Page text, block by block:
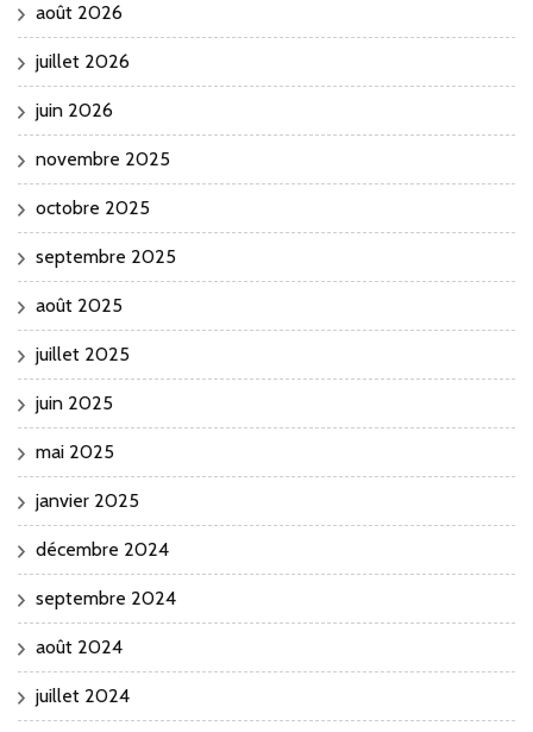
août 2026
juillet 2026
juin 2026
novembre 2025
octobre 2025
septembre 2025
août 2025
juillet 2025
juin 2025
mai 2025
janvier 2025
décembre 2024
septembre 2024
août 2024
juillet 2024